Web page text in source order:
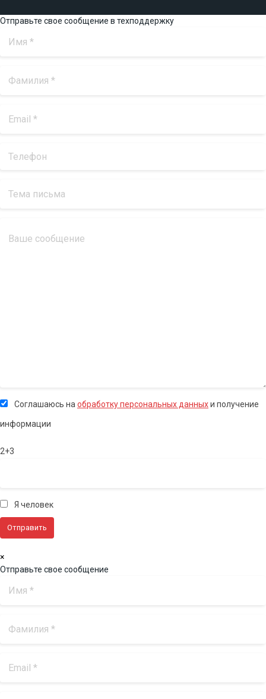
Отправьте свое сообщение в техподдержку
Соглашаюсь на обработку персональных данныхи получение
информации
2+3
Я человек
×
Отправьте свое сообщение